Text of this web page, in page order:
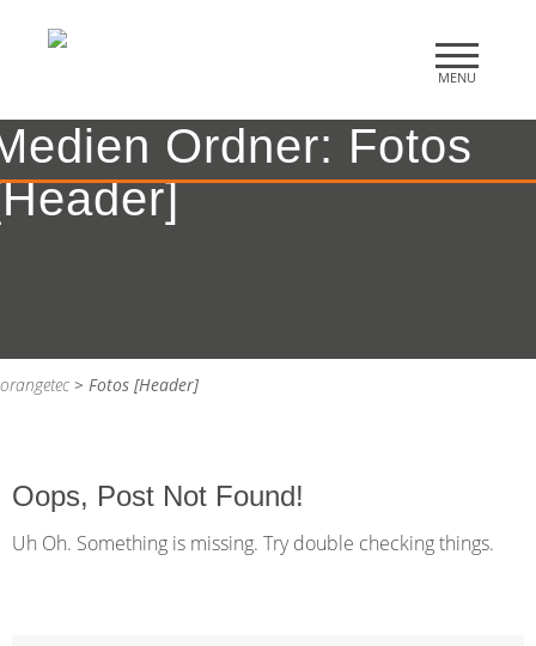
Ordner: Fotos
orangetec > Fotos [Header]
Oops, Post Not Found!
Uh Oh. Something is missing. Try double checking things.